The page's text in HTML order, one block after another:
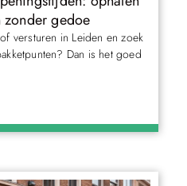
zonder gedoe
versturen in Leiden en zoek
Dan is het goed